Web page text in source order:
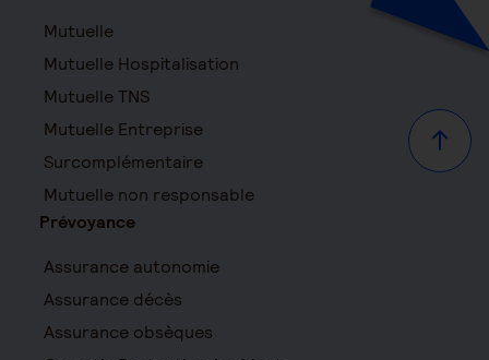
Haut
Mutuelle
Mutuelle Hospitalisation
Mutuelle TNS
Mutuelle Entreprise
Surcomplémentaire
Mutuelle non responsable
Prévoyance
Assurance autonomie
Assurance décès
Assurance obsèques